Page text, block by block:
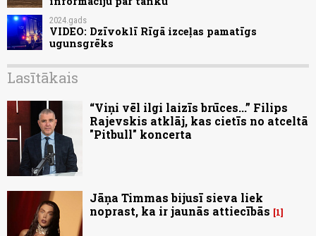
2024.gads
VIDEO: Dzīvoklī Rīgā izceļas pamatīgs
ugunsgrēks
Lasītākais
“Viņi vēl ilgi laizīs brūces...” Filips
Rajevskis atklāj, kas cietīs no atceltā
"Pitbull" koncerta
Jāņa Timmas bijusī sieva liek
noprast, ka ir jaunās attiecībās
1